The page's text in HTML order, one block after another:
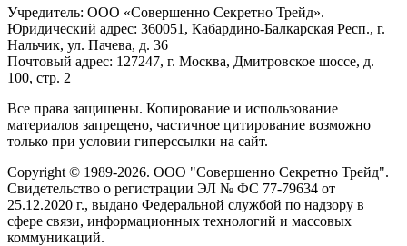
Учредитель: ООО «Совершенно Секретно Трейд».
Юридический адрес: 360051, Кабардино-Балкарская Респ., г.
Нальчик, ул. Пачева, д. 36
Почтовый адрес: 127247, г. Москва, Дмитровское шоссе, д.
100, стр. 2
Все права защищены. Копирование и использование
материалов запрещено, частичное цитирование возможно
только при условии гиперссылки на сайт.
Copyright © 1989-2026. ООО "Совершенно Секретно Трейд".
Свидетельство о регистрации ЭЛ № ФС 77-79634 от
25.12.2020 г., выдано Федеральной службой по надзору в
сфере связи, информационных технологий и массовых
коммуникаций.